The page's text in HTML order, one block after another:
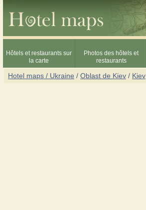
Hôtels et restaurants sur
la carte
Photos des hôtels et
restaurants
Hotel maps / Ukraine / Oblast de Kiev / Kiev